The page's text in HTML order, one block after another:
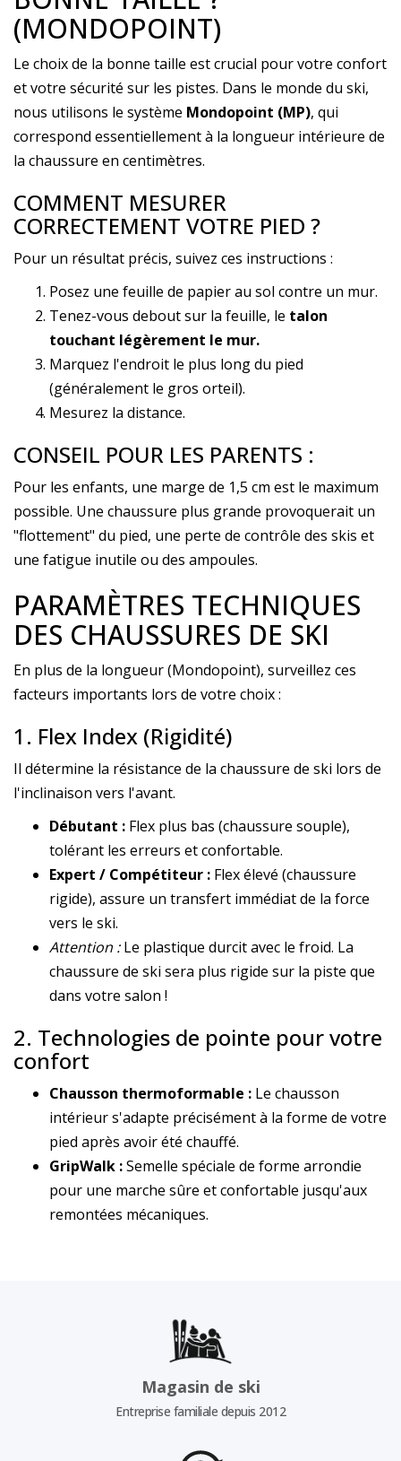
(MONDOPOINT)
Le choix de la bonne taille est crucial pour votre confort
et votre sécurité sur les pistes. Dans le monde du ski,
nous utilisons le système Mondopoint (MP), qui
correspond essentiellement à la longueur intérieure de
la chaussure en centimètres.
COMMENT MESURER
CORRECTEMENT VOTRE PIED ?
Pour un résultat précis, suivez ces instructions :
Posez une feuille de papier au sol contre un mur.
Tenez-vous debout sur la feuille, le talon
touchant légèrement le mur.
Marquez l'endroit le plus long du pied
(généralement le gros orteil).
Mesurez la distance.
CONSEIL POUR LES PARENTS :
Pour les enfants, une marge de 1,5 cm est le maximum
possible. Une chaussure plus grande provoquerait un
"flottement" du pied, une perte de contrôle des skis et
une fatigue inutile ou des ampoules.
PARAMÈTRES TECHNIQUES
DES CHAUSSURES DE SKI
En plus de la longueur (Mondopoint), surveillez ces
facteurs importants lors de votre choix :
1. Flex Index (Rigidité)
Il détermine la résistance de la chaussure de ski lors de
l'inclinaison vers l'avant.
Débutant : Flex plus bas (chaussure souple),
tolérant les erreurs et confortable.
Expert / Compétiteur : Flex élevé (chaussure
rigide), assure un transfert immédiat de la force
vers le ski.
Attention :Le plastique durcit avec le froid. La
chaussure de ski sera plus rigide sur la piste que
dans votre salon !
2. Technologies de pointe pour votre
confort
Chausson thermoformable : Le chausson
intérieur s'adapte précisément à la forme de votre
pied après avoir été chauffé.
GripWalk :Semelle spéciale de forme arrondie
pour une marche sûre et confortable jusqu'aux
remontées mécaniques.
Magasin de ski
Entreprise familiale depuis 2012